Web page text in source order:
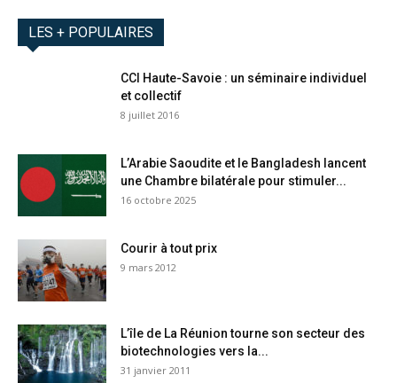
LES + POPULAIRES
CCI Haute-Savoie : un séminaire individuel
et collectif
8 juillet 2016
L’Arabie Saoudite et le Bangladesh lancent
une Chambre bilatérale pour stimuler...
16 octobre 2025
Courir à tout prix
9 mars 2012
L’île de La Réunion tourne son secteur des
biotechnologies vers la...
31 janvier 2011